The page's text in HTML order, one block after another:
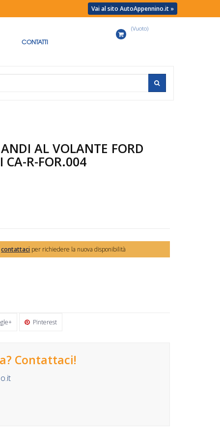
Vai al sito AutoAppennino.it »
CONTATTI
(Vuoto)
AL VOLANTE FORD
CA-R-FOR.004
contattaci per richiedere la nuova disponibilità
Pinterest
Contattaci!